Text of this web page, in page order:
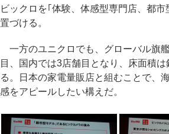
ビックロを｢体験、体感型専門店、都
置づける。
一方のユニクロでも、グローバル旗
目、国内では3店舗目となり、床面積
る。日本の家電量販店と組むことで、
感をアピールしたい構えだ。